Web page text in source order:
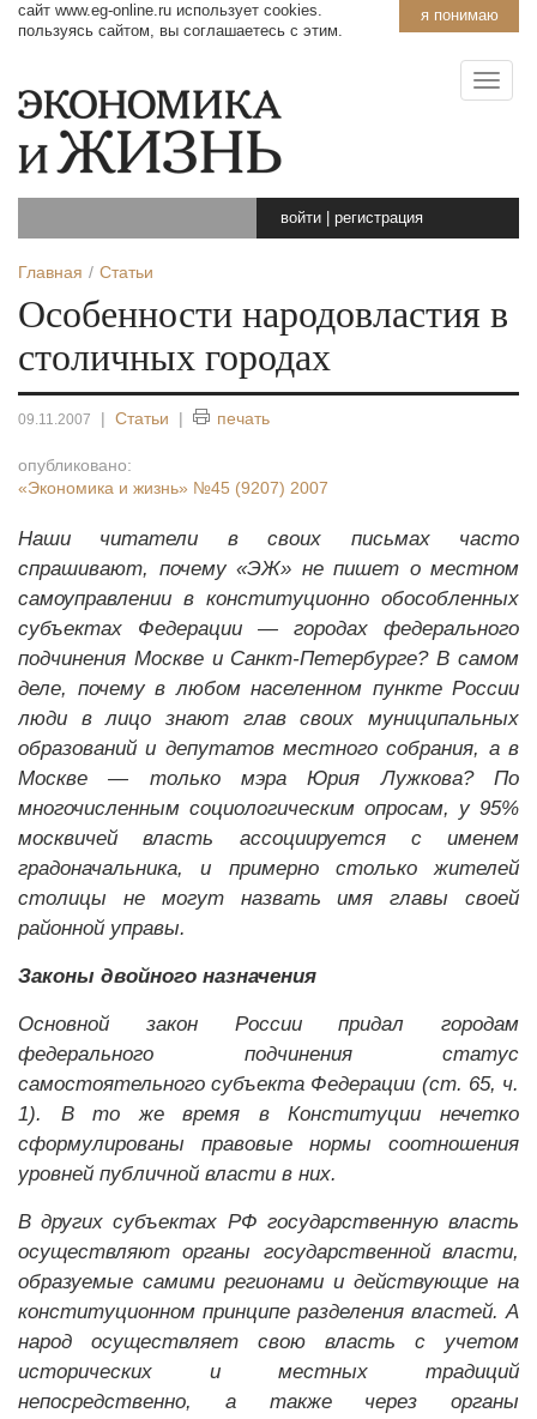
я понимаю
сайт www.eg-online.ru использует cookies.
пользуясь сайтом, вы соглашаетесь с этим.
войти регистрация
Главная Статьи
Особенности народовластия в
столичных городах
09.11.2007 | Статьи | печать
опубликовано:
«Экономика и жизнь» №45 (9207) 2007
Наши читатели в своих письмах часто
спрашивают, почему «ЭЖ» не пишет о местном
самоуправлении в конституционно обособленных
субъектах Федерации — городах федерального
подчинения Москве и Санкт-Петербурге? В самом
деле, почему в любом населенном пункте России
люди в лицо знают глав своих муниципальных
образований и депутатов местного собрания, а в
Москве — только мэра Юрия Лужкова? По
многочисленным социологическим опросам, у 95%
москвичей власть ассоциируется с именем
градоначальника, и примерно столько жителей
столицы не могут назвать имя главы своей
районной управы.
Законы двойного назначения
Основной закон России придал городам
федерального подчинения статус
самостоятельного субъекта Федерации (ст. 65, ч.
1). В то же время в Конституции нечетко
сформулированы правовые нормы соотношения
уровней публичной власти в них.
В других субъектах РФ государственную власть
осуществляют органы государственной власти,
образуемые самими регионами и действующие на
конституционном принципе разделения властей. А
народ осуществляет свою власть с учетом
исторических и местных традиций
непосредственно, а также через органы